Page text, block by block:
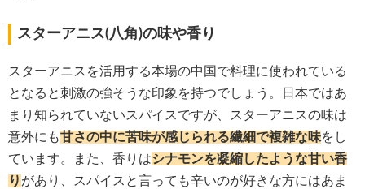
スターアニス(八角)の味や香り
スターアニスを活用する本場の中国で料理に使われている
となると刺激の強そうな印象を持つでしょう。日本ではあ
まり知られていないスパイスですが、スターアニスの味は
意外にも甘さの中に苦味が感じられる繊細で複雑な味をし
ています。また、香りはシナモンを凝縮したような甘い香
り があり、スパイスと言っても辛いのが好きな方にはあま